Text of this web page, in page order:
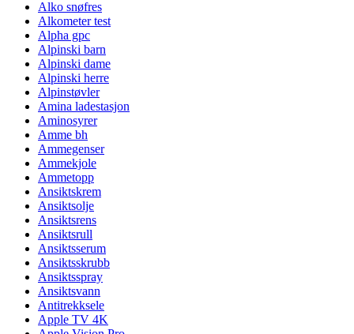
Alko snøfres
Alkometer test
Alpha gpc
Alpinski barn
Alpinski dame
Alpinski herre
Alpinstøvler
Amina ladestasjon
Aminosyrer
Amme bh
Ammegenser
Ammekjole
Ammetopp
Ansiktskrem
Ansiktsolje
Ansiktsrens
Ansiktsrull
Ansiktsserum
Ansiktsskrubb
Ansiktsspray
Ansiktsvann
Antitrekksele
Apple TV 4K